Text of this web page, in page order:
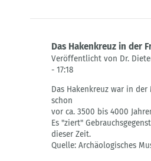
Das Hakenkreuz in der
Veröffentlicht von Dr.
- 17:18
auf
Hier
steht`s
von
Die
Landeszentrale
Das Hakenkreuz war in
schon
vor ca. 3500 bis 4000
Es "ziert"
dieser Zeit.
Quelle: Archäologisches